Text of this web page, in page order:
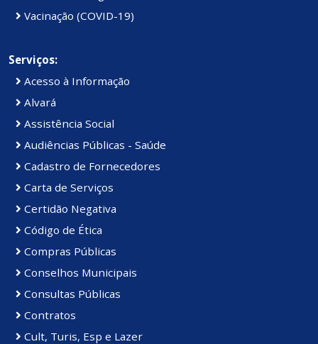
Vacinação (COVID-19)
Serviços:
Acesso à Informação
Alvará
Assistência Social
Audiências Públicas - Saúde
Cadastro de Fornecedores
Carta de Serviços
Certidão Negativa
Código de Ética
Compras Públicas
Conselhos Municipais
Consultas Públicas
Contratos
Cult, Turis, Esp e Lazer